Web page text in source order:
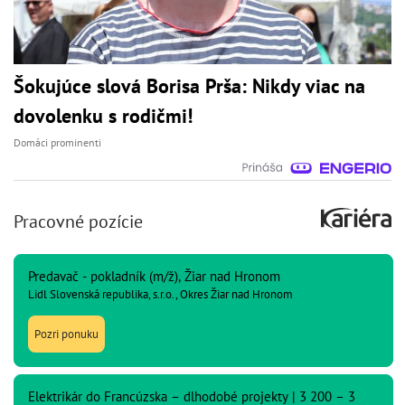
Šokujúce slová Borisa Prša: Nikdy viac na
dovolenku s rodičmi!
Domáci prominenti
Pracovné pozície
Predavač - pokladník (m/ž), Žiar nad Hronom
Lidl Slovenská republika, s.r.o., Okres Žiar nad Hronom
Pozri ponuku
Elektrikár do Francúzska – dlhodobé projekty | 3 200 – 3